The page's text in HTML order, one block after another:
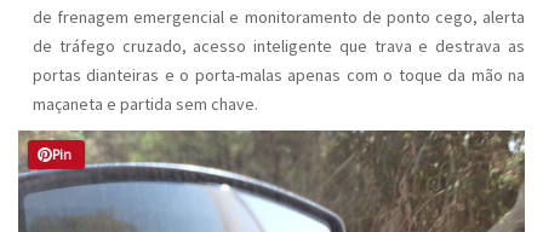
de frenagem emergencial e monitoramento de ponto cego, alerta
de tráfego cruzado, acesso inteligente que trava e destrava as
portas dianteiras e o porta-malas apenas com o toque da mão na
maçaneta e partida sem chave.
Pin